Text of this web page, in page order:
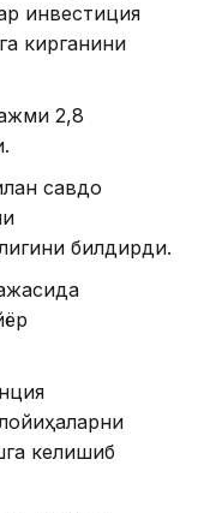
инвестиция
кирганини
2,8
савдо
билдирди.
келишиб